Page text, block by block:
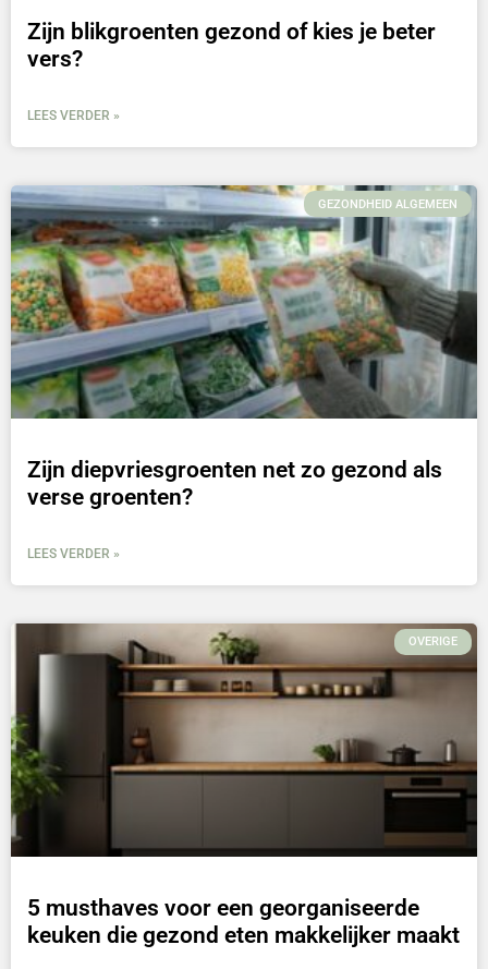
Zijn blikgroenten gezond of kies je beter
vers?
LEES VERDER »
GEZONDHEID ALGEMEEN
Zijn diepvriesgroenten net zo gezond als
verse groenten?
LEES VERDER »
OVERIGE
5 musthaves voor een georganiseerde
keuken die gezond eten makkelijker maakt